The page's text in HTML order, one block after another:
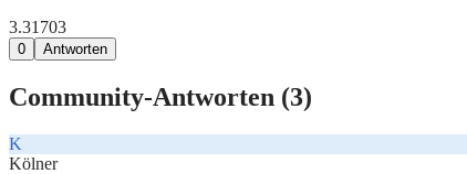
3.31703
0 Antworten
Community-Antworten (3)
K
Kölner